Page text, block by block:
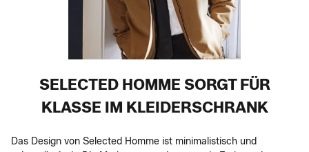
SELECTED HOMME SORGT FÜR
KLASSE IM KLEIDERSCHRANK
Das Design von Selected Homme ist minimalistisch und